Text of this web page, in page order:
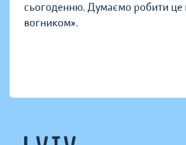
сьогоденню. Думаємо робити це
вогником».